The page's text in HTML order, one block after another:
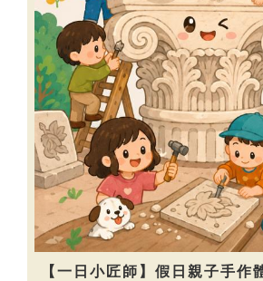
【一日小匠師】假日親子手作